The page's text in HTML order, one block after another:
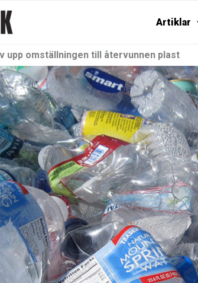
Artiklar
upp omställningen till återvunnen plast